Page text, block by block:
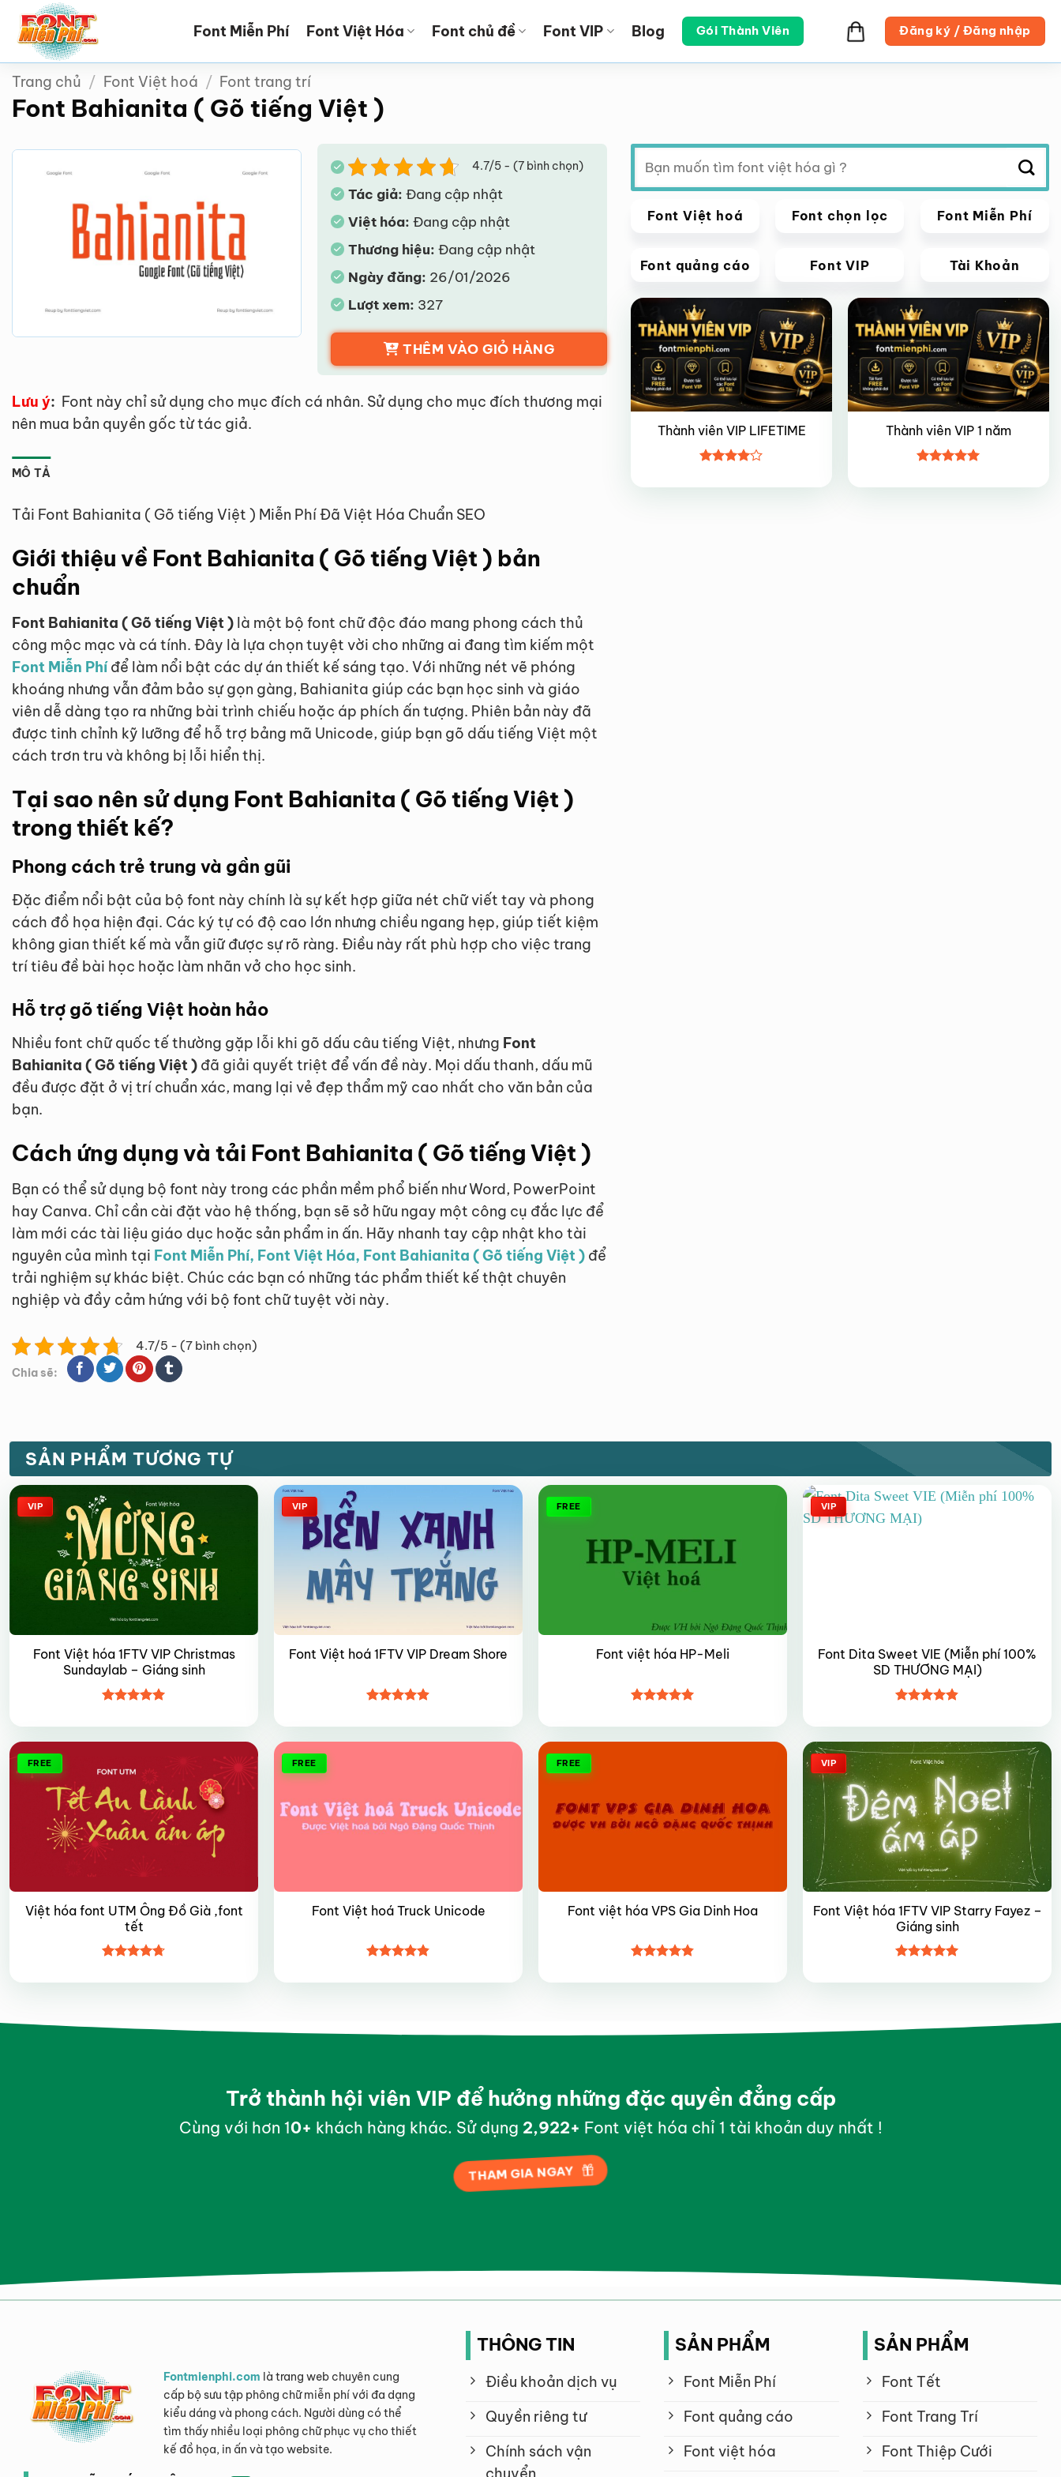
qua
dung
Font Miễn Phí Font Việt Hóa Font chủ đề Font VIP Blog Gói Thành Viên Đăng ký / Đăng nhập
Trang chủ / Font Việt hoá / Font trang trí
Font Bahianita ( Gõ tiếng Việt )
4.7/5 - (7 bình chọn)
Tác giả: Đang cập nhật
Việt hóa: Đang cập nhật
Thương hiệu: Đang cập nhật
Ngày đăng: 26/01/2026
Lượt xem: 327
THÊM VÀO GIỎ HÀNG
Lưu ý: Font này chỉ sử dụng cho mục đích cá nhân. Sử dụng cho mục đích thương mại
nên mua bản quyền gốc từ tác giả.
MÔ TẢ
Tải Font Bahianita ( Gõ tiếng Việt ) Miễn Phí Đã Việt Hóa Chuẩn SEO
Giới thiệu về Font Bahianita ( Gõ tiếng Việt ) bản
chuẩn
Font Bahianita ( Gõ tiếng Việt ) là một bộ font chữ độc đáo mang phong cách thủ
công mộc mạc và cá tính. Đây là lựa chọn tuyệt vời cho những ai đang tìm kiếm một
Font Miễn Phíđể làm nổi bật các dự án thiết kế sáng tạo. Với những nét vẽ phóng
khoáng nhưng vẫn đảm bảo sự gọn gàng, Bahianita giúp các bạn học sinh và giáo
viên dễ dàng tạo ra những bài trình chiếu hoặc áp phích ấn tượng. Phiên bản này đã
được tinh chỉnh kỹ lưỡng để hỗ trợ bảng mã Unicode, giúp bạn gõ dấu tiếng Việt một
cách trơn tru và không bị lỗi hiển thị.
Tại sao nên sử dụng Font Bahianita ( Gõ tiếng Việt )
trong thiết kế?
Phong cách trẻ trung và gần gũi
Đặc điểm nổi bật của bộ font này chính là sự kết hợp giữa nét chữ viết tay và phong
cách đồ họa hiện đại. Các ký tự có độ cao lớn nhưng chiều ngang hẹp, giúp tiết kiệm
không gian thiết kế mà vẫn giữ được sự rõ ràng. Điều này rất phù hợp cho việc trang
trí tiêu đề bài học hoặc làm nhãn vở cho học sinh.
Hỗ trợ gõ tiếng Việt hoàn hảo
Nhiều font chữ quốc tế thường gặp lỗi khi gõ dấu câu tiếng Việt, nhưng Font
Bahianita ( Gõ tiếng Việt ) đã giải quyết triệt để vấn đề này. Mọi dấu thanh, dấu mũ
đều được đặt ở vị trí chuẩn xác, mang lại vẻ đẹp thẩm mỹ cao nhất cho văn bản của
bạn.
Cách ứng dụng và tải Font Bahianita ( Gõ tiếng Việt )
Bạn có thể sử dụng bộ font này trong các phần mềm phổ biến như Word, PowerPoint
hay Canva. Chỉ cần cài đặt vào hệ thống, bạn sẽ sở hữu ngay một công cụ đắc lực để
làm mới các tài liệu giáo dục hoặc sản phẩm in ấn. Hãy nhanh tay cập nhật kho tài
nguyên của mình tại Font Miễn Phí, Font Việt Hóa, Font Bahianita ( Gõ tiếng Việt ) để
trải nghiệm sự khác biệt. Chúc các bạn có những tác phẩm thiết kế thật chuyên
nghiệp và đầy cảm hứng với bộ font chữ tuyệt vời này.
4.7/5 - (7 bình chọn)
Chia sẽ:
Tìm
kiếm:
Font Việt hoá Font chọn lọc Font Miễn Phí
Font quảng cáo Font VIP Tài Khoản
Giảm giá!
Thành viên VIP LIFETIME
xếp hạng
Giảm giá!
Thành viên VIP 1 năm
hạng55
SẢN PHẨM TƯƠNG TỰ
VIP
Font Việt hóa 1FTV VIP Christmas
Sundaylab – Giáng sinh
hạng55
VIP
Font Việt hoá 1FTV VIP Dream Shore
hạng4.95
FREE
Font việt hóa HP-Meli
hạng55
VIP
Font Dita Sweet VIE (Miễn phí 100%
SD THƯƠNG MẠI)
hạng4.85
FREE
Việt hóa font UTM Ông Đồ Già ,font
tết
hạng4.75
FREE
Font Việt hoá Truck Unicode
hạng4.85
FREE
Font việt hóa VPS Gia Dinh Hoa
hạng4.85
VIP
Font Việt hóa 1FTV VIP Starry Fayez –
Giáng sinh
hạng55
Trở thành hội viên VIP để hưởng những đặc quyền đẳng cấp
Cùng với hơn 10+ khách hàng khác. Sử dụng 2,998+ Font việt hóa chỉ 1 tài khoản duy nhất !
THAM GIA NGAY
Fontmienphi.com là trang web chuyên cung
cấp bộ sưu tập phông chữ miễn phí với đa dạng
kiểu dáng và phong cách. Người dùng có thể
tìm thấy nhiều loại phông chữ phục vụ cho thiết
kế đồ họa, in ấn và tạo website.
THÔNG TIN
Điều khoản dịch vụ
Quyền riêng tư
Chính sách vận
SẢN PHẨM
Font Miễn Phí
Font quảng cáo
Font việt hóa
SẢN PHẨM
Font Tết
Font Trang Trí
Font Thiệp Cưới